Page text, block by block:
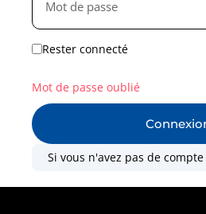
Rester connecté
Mot de passe oublié
Si vous n'avez pas de